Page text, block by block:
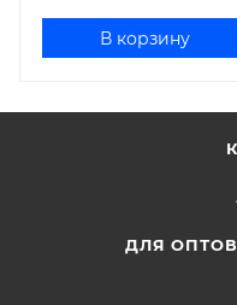
В корзину
ДЛЯ